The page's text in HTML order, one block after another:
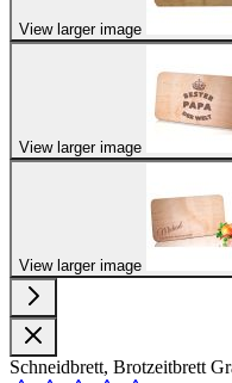
View larger image
View larger image
View larger image
Schneidbrett, Brotzeitbrett